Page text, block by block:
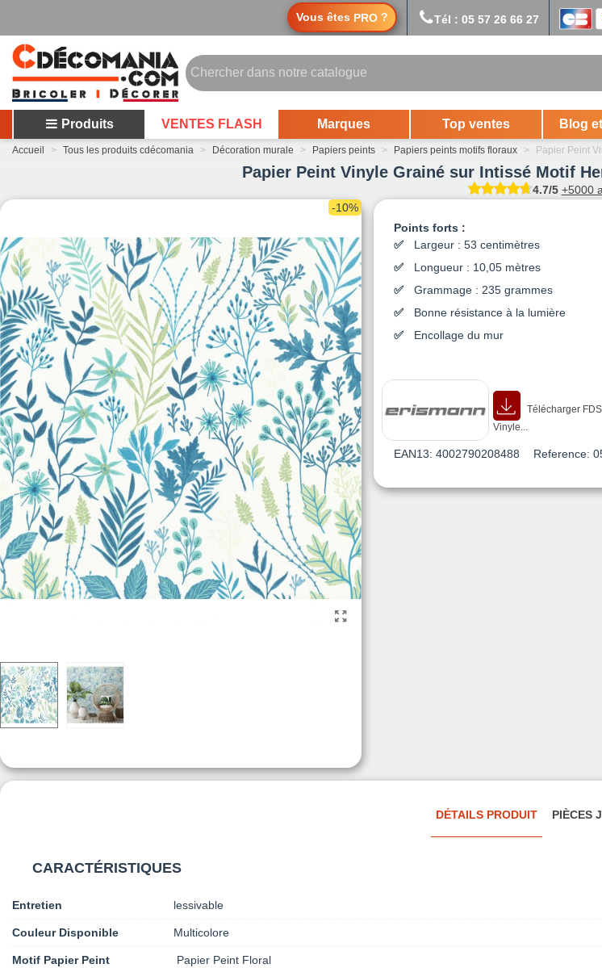
Vous êtes PRO ? Tél : 05 57 26 66 27
Produits VENTES FLASH Marques Top ventes Blog
Accueil > Tous les produits cdécomania > Décoration murale > Papiers peints > Papiers peints motifs floraux > Papier Peint
Papier Peint Vinyle Grainé sur Intissé Motif
4.7/5 +5000
-10%
Points forts :
Largeur : 53 centimètres
Longueur : 10,05 mètres
Grammage : 235 grammes
Bonne résistance à la lumière
Encollage du mur
Télécharger
Vinyle...
EAN13: 4002790208488 Reference:
DÉTAILS PRODUIT PIÈCES
CARACTÉRISTIQUES
Entretien lessivable
Couleur Disponible Multicolore
Motif Papier Peint Papier Peint Floral